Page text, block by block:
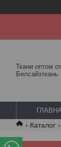
Ткани оптом
Белсайзткань
Каталог